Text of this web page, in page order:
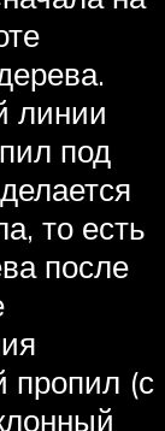
линии
под
то есть
после
пропил (с